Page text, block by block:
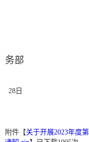
务部
28 日
附件【关于开展2023年度